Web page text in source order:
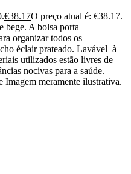
€38.17O preço atual é: €38.17.
bege. A bolsa porta
organizar todos os
éclair prateado. Lavável à
utilizados estão livres de
nocivas para a saúde.
Imagem meramente ilustrativa.